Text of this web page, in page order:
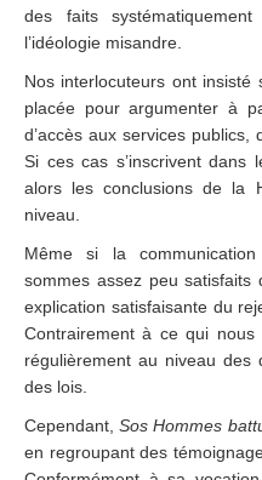
des faits
l’idéologie misandre.
Nos interlocuteurs ont
placée pour argumenter à
d’accès aux services publics,
Si ces cas s’inscrivent dans
alors les conclusions de la
niveau.
Même si la
sommes assez peu
explication satisfaisante du
Contrairement à ce qui
régulièrement au niveau des
des lois.
Cependant,Sos Hommes
en regroupant des